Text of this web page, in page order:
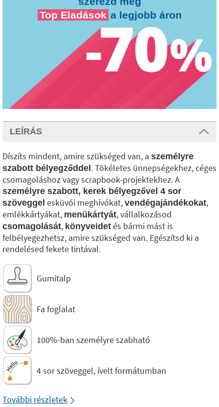
Top Eladások a legjobb áron
LEÍRÁS
Díszíts mindent, amire szükséged van, a személyre
szabott bélyegződdel . Tökéletes ünnepségekhez, céges
csomagoláshoz vagy scrapbook-projektekhez. A
személyre szabott, kerek bélyegzővel 4 sor
szöveggel esküvői meghívókat, vendégajándékokat,
emlékkártyákat, menükártyát, vállalkozásod
csomagolását, könyveidet és bármi mást is
felbélyegezhetsz, amire szükséged van. Egészítsd ki a
rendelésed fekete tintával.
Gumitalp
Fa foglalat
100%-ban személyre szabható
4 sor szöveggel, ívelt formátumban
További részletek